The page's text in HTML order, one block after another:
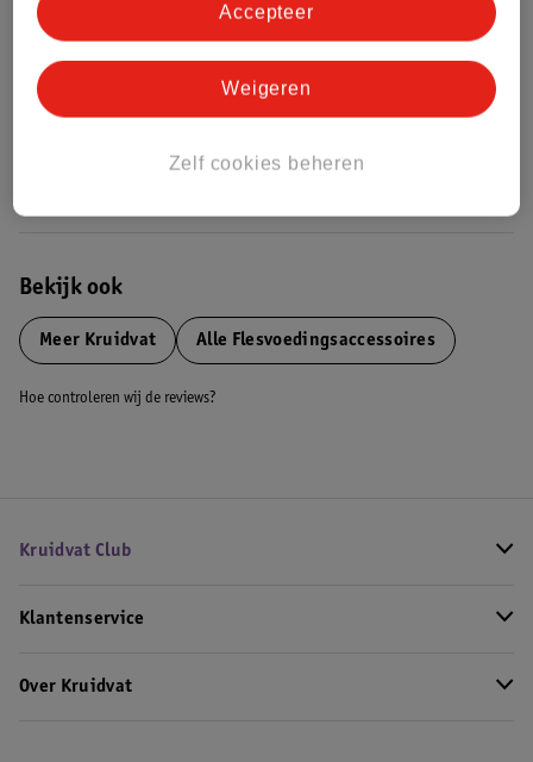
gemiddelden.
Nature Impact Score: 51%
Gemiddelde voor Baby/Peuter - Levensmiddelen/Dranken: 34%
Bekijk ook
Meer Kruidvat Alle Flesvoedingsaccessoires
Hoe controleren wij de reviews?
Kruidvat Club
Klantenservice
Over Kruidvat
Zelf cookies beheren
Weigeren
Accepteer